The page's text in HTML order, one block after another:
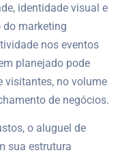
identidade visual e
do marketing
nos eventos
planejado pode
visitantes, no volume
de negócios.
o aluguel de
sua estrutura